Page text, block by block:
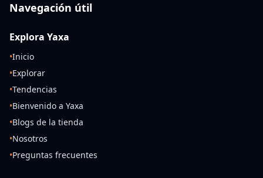
Navegación útil
Explora Yaxa
•Inicio
•Explorar
•Tendencias
•Bienvenido a Yaxa
•Blogs de la tienda
•Nosotros
•Preguntas frecuentes